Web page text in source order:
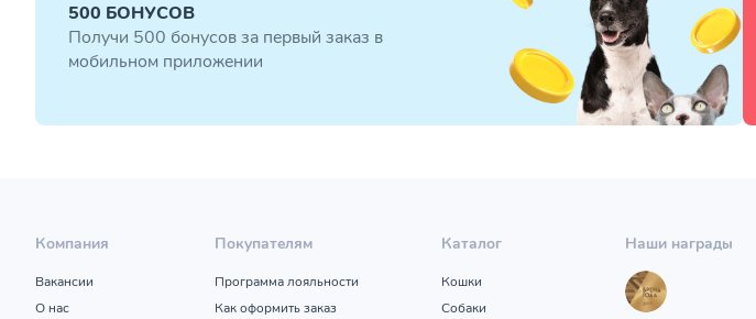
500 БОНУСОВ
Получи 500 бонусов за первый заказ в
мобильном приложении
Компания
Вакансии
О нас
Покупателям
Программа лояльности
Как оформить заказ
Каталог
Кошки
Собаки
Наши награды